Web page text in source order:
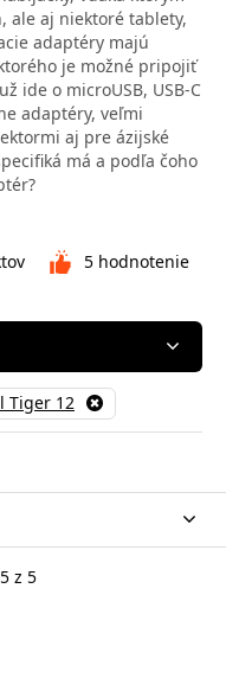
ale aj niektoré tablety,
adaptéry majú
je možné pripojiť
ide o microUSB, USB-C
adaptéry, veľmi
aj pre ázijské
má a podľa čoho
5 hodnotenie
Tiger 12
z 5